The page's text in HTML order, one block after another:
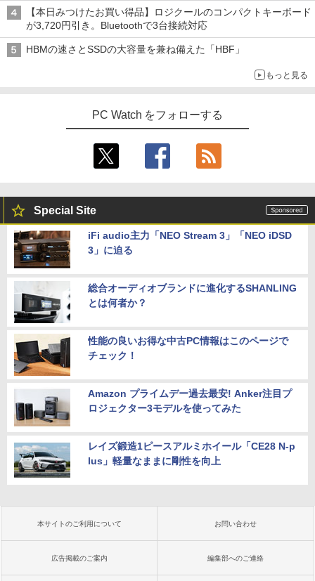
【本日みつけたお買い得品】ロジクールのコンパクトキーボード
が3,720円引き。Bluetoothで3台接続対応
HBMの速さとSSDの大容量を兼ね備えた「HBF」
もっと見る
PC Watch をフォローする
Special Site
iFi audio主力「NEO Stream 3」「NEO iDSD
3」に迫る
総合オーディオブランドに進化するSHANLING
とは何者か？
性能の良いお得な中古PC情報はこのページで
チェック！
Amazon プライムデー過去最安! Anker注目プ
ロジェクター3モデルを使ってみた
レイズ鍛造1ピースアルミホイール「CE28 N-p
lus」軽量なままに剛性を向上
本サイトのご利用について お問い合わせ
広告掲載のご案内 編集部へのご連絡